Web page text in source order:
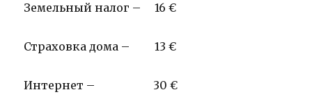
Земельный налог – 16 €
Страховка дома – 13 €
Интернет – 30 €